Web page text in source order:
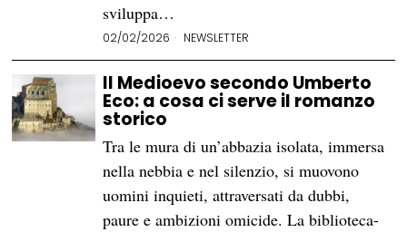
sviluppa…
02/02/2026 NEWSLETTER
Il Medioevo secondo Umberto
Eco: a cosa ci serve il romanzo
storico
Tra le mura di un’abbazia isolata, immersa
nella nebbia e nel silenzio, si muovono
uomini inquieti, attraversati da dubbi,
paure e ambizioni omicide. La biblioteca-